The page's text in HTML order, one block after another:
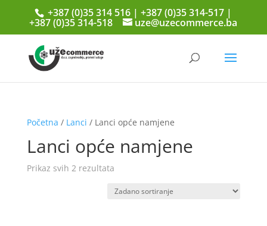
+387 (0)35 314 516 | +387 (0)35 314-517 |
+387 (0)35 314-518 uze@uzecommerce.ba
Početna / Lanci / Lanci opće namjene
Lanci opće namjene
Prikaz svih 2 rezultata